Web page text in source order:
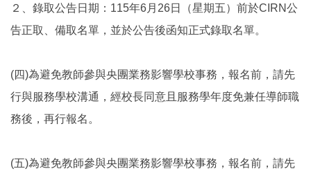
２、錄取公告日期：115年6月26日（星期五）前於CIRN公
告正取、備取名單，並於公告後函知正式錄取名單。
(四)為避免教師參與央團業務影響學校事務，報名前，請先
行與服務學校溝通，經校長同意且服務學年度免兼任導師職
務後，再行報名。
(五)為避免教師參與央團業務影響學校事務，報名前，請先